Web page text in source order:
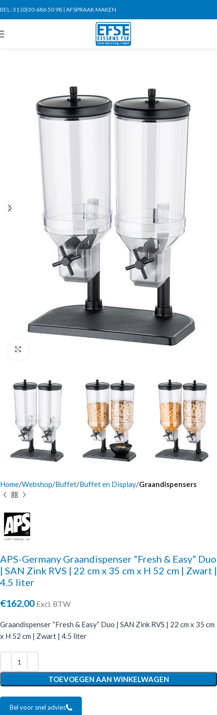
BEL:31 (0)30-686 50 98 | AFSPRAAK MAKEN
Home Webshop Buffet Buffet en Display Graandispensers
APS-Germany Graandispenser “Fresh & Easy” Duo
| SAN Zink RVS | 22 cm x 35 cm x H 52 cm | Zwart |
4.5 liter
€162,00 Excl. BTW
Graandispenser “Fresh & Easy” Duo | SAN Zink RVS | 22 cm x 35 cm
x H 52 cm | Zwart | 4.5 liter
TOEVOEGEN AAN WINKELWAGEN
Bel voor snel advies